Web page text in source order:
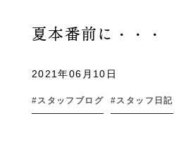
夏本番前に・・・
2021年06月10日
スタッフブログ スタッフ日記